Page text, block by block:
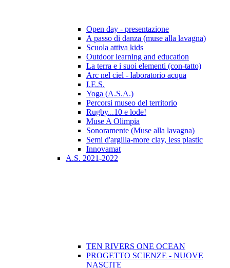
Open day - presentazione
A passo di danza (muse alla lavagna)
Scuola attiva kids
Outdoor learning and education
La terra e i suoi elementi (con-tatto)
Arc nel ciel - laboratorio acqua
I.E.S.
Yoga (A.S.A.)
Percorsi museo del territorio
Rugby...10 e lode!
Muse A Olimpia
Sonoramente (Muse alla lavagna)
Semi d'argilla-more clay, less plastic
Innovamat
A.S. 2021-2022
TEN RIVERS ONE OCEAN
PROGETTO SCIENZE - NUOVE
NASCITE